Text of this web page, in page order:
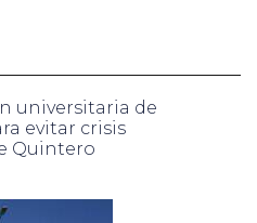
universitaria de
evitar crisis
Quintero